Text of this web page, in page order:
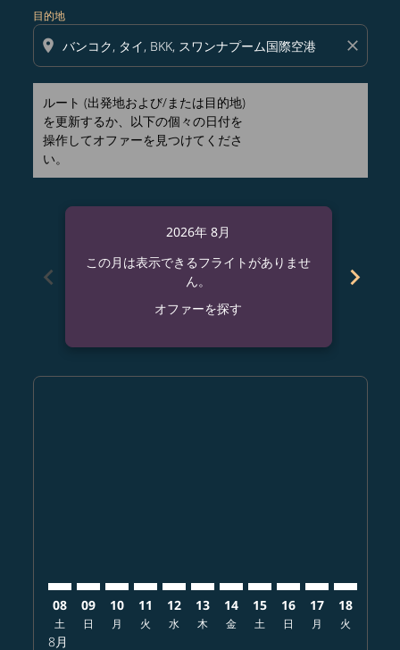
目的地
location_on close
ルート (出発地および/または目的地)
を更新するか、以下の個々の日付を
操作してオファーを見つけてくださ
い。
chevron_left
2026年 8月
この月は表示できるフライトがありませ
ん。
オファーを探す
chevron_right
08
土
8月
09
日
10
月
11
火
12
水
13
木
14
金
15
土
16
日
17
月
18
火